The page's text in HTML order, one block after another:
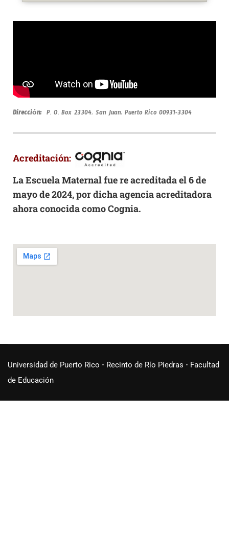
Dirección: P. O. Box 23304, San Juan, Puerto Rico 00931-3304
Acreditación:
La Escuela Maternal fue re acreditada el 6 de
mayo de 2024, por dicha agencia acreditadora
ahora conocida como Cognia.
Universidad de Puerto Rico • Recinto de Río Piedras • Facultad
de Educación